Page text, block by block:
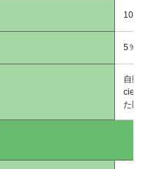
10％
5％
自動
た医